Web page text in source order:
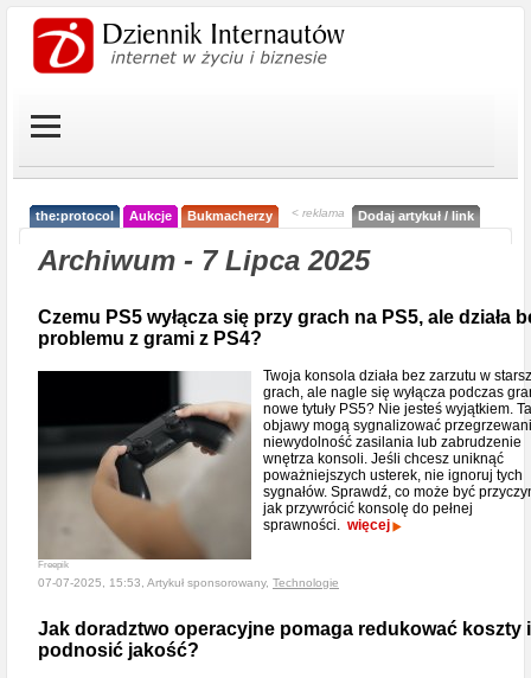
the:protocol Aukcje Bukmacherzy < reklama Dodaj artykuł / link
Archiwum - 7 Lipca 2025
Czemu PS5 wyłącza się przy grach na PS5, ale działa
problemu z grami z PS4?
Freepik
Twoja konsola działa bez zarzutu w
grach, ale nagle się wyłącza podczas
nowe tytuły PS5? Nie jesteś wyjątkiem.
objawy mogą sygnalizować
niewydolność zasilania lub zabrudzenie
wnętrza konsoli. Jeśli chcesz uniknąć
poważniejszych usterek, nie ignoruj tych
sygnałów. Sprawdź, co może być
jak przywrócić konsolę do pełnej
sprawności. więcej
07-07-2025, 15:53, Artykuł sponsorowany, Technologie
Jak doradztwo operacyjne pomaga redukować koszty i
podnosić jakość?